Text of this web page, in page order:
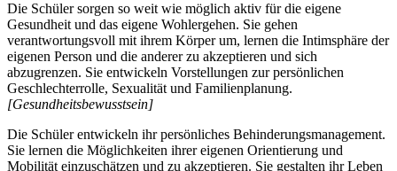
Die Schüler sorgen so weit wie möglich aktiv für die eigene
Gesundheit und das eigene Wohlergehen. Sie gehen
verantwortungsvoll mit ihrem Körper um, lernen die Intimsphäre der
eigenen Person und die anderer zu akzeptieren und sich
abzugrenzen. Sie entwickeln Vorstellungen zur persönlichen
Geschlechterrolle, Sexualität und Familienplanung.
[Gesundheitsbewusstsein]
Die Schüler entwickeln ihr persönliches Behinderungsmanagement.
Sie lernen die Möglichkeiten ihrer eigenen Orientierung und
Mobilität einzuschätzen und zu akzeptieren. Sie gestalten ihr Leben